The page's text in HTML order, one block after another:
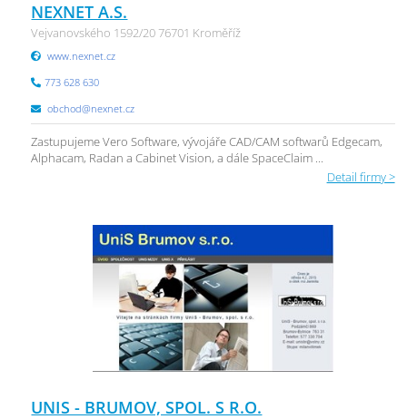
NEXNET A.S.
Vejvanovského 1592/20 76701 Kroměříž
www.nexnet.cz
773 628 630
obchod@nexnet.cz
Zastupujeme Vero Software, vývojáře CAD/CAM softwarů Edgecam,
Alphacam, Radan a Cabinet Vision, a dále SpaceClaim ...
Detail firmy >
UNIS - BRUMOV, SPOL. S R.O.